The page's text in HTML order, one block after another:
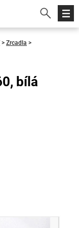
> Zrcadla >
bílá